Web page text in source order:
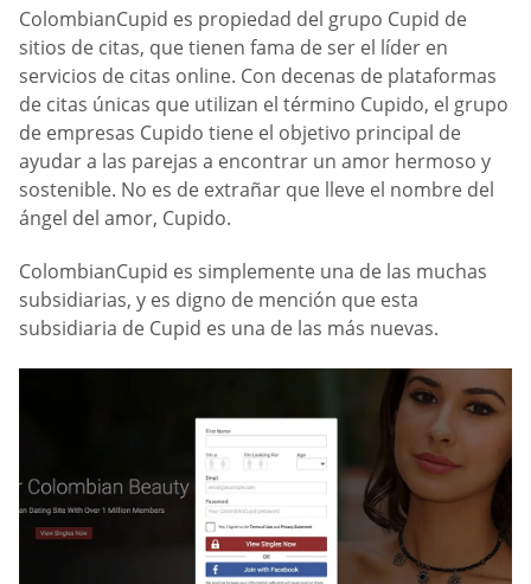
ColombianCupid es propiedad del grupo Cupid de
sitios de citas, que tienen fama de ser el líder en
servicios de citas online. Con decenas de plataformas
de citas únicas que utilizan el término Cupido, el grupo
de empresas Cupido tiene el objetivo principal de
ayudar a las parejas a encontrar un amor hermoso y
sostenible. No es de extrañar que lleve el nombre del
ángel del amor, Cupido.
ColombianCupid es simplemente una de las muchas
subsidiarias, y es digno de mención que esta
subsidiaria de Cupid es una de las más nuevas.